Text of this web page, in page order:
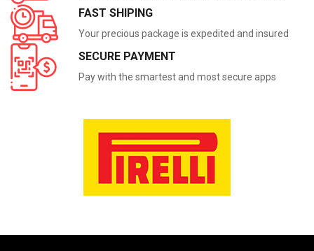
FAST SHIPING
Your precious package is expedited and insured
SECURE PAYMENT
Pay with the smartest and most secure apps